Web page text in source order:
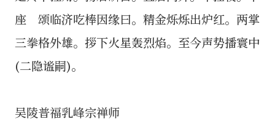
座 颂临济吃棒因缘曰。精金烁烁出炉红。两掌
三拳格外雄。拶下火星轰烈焰。至今声势播寰中
(二隐谧嗣)。
吴陵普福乳峰宗禅师